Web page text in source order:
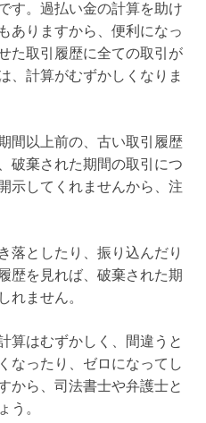
す。過払い金の計算を助け
ありますから、便利になっ
た取引履歴に全ての取引が
、計算がむずかしくなりま
間以上前の、古い取引履歴
破棄された期間の取引につ
示してくれませんから、注
落としたり、振り込んだり
歴を見れば、破棄された期
れません。
算はむずかしく、間違うと
なったり、ゼロになってし
から、司法書士や弁護士と
う。